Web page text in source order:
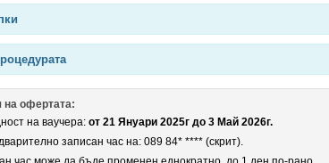
на офертата:
на ваучера: от 21 Януари 2025г до 3 Май 2026г.
записан час на: 089 84* **** (скрит).